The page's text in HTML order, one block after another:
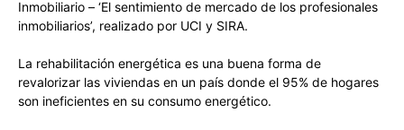
Inmobiliario – ‘El sentimiento de mercado de los profesionales
inmobiliarios’, realizado por UCI y SIRA.
La rehabilitación energética es una buena forma de
revalorizar las viviendas en un país donde el 95% de hogares
son ineficientes en su consumo energético.